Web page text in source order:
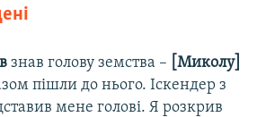
знав голову земства – [Миколу]
пішли до нього. Іскендер з
мене голові. Я розкрив